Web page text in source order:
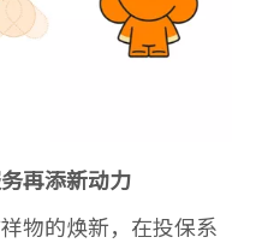
再添新动力
物的焕新，在投保系